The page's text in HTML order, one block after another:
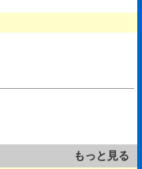
もっと見る